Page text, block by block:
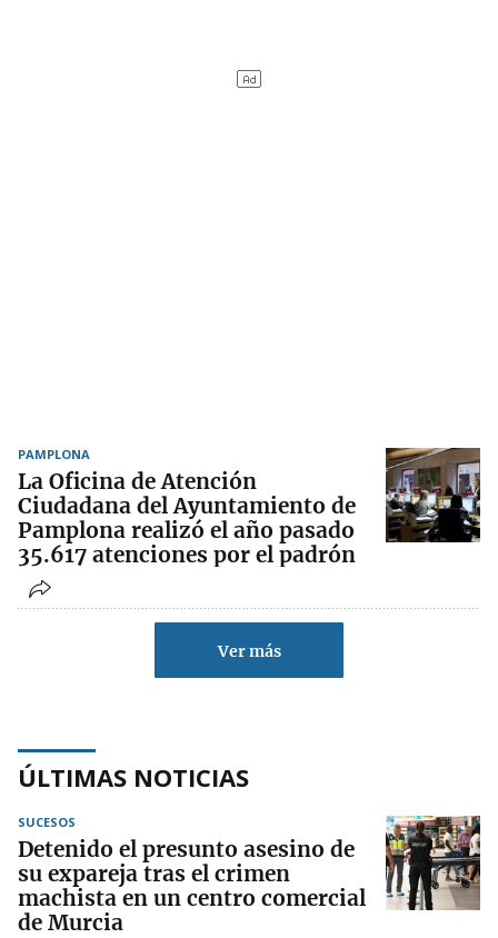
PAMPLONA
La Oficina de Atención
Ciudadana del Ayuntamiento de
Pamplona realizó el año pasado
35.617 atenciones por el padrón
Ver más
ÚLTIMAS NOTICIAS
SUCESOS
Detenido el presunto asesino de
su expareja tras el crimen
machista en un centro comercial
de Murcia